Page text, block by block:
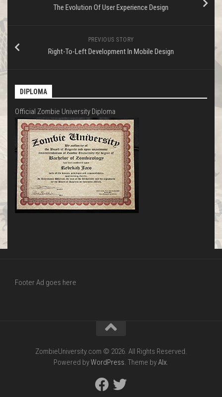
The Evolution Of User Experience Design
PREVIOUS STORY
Right-To-Left Development In Mobile Design
DIPLOMA
Official Zombie University Diploma
Footer Ad goes here
ZombieUniversity.com © 2026. All Rights Reserved.
Powered byWordPress. Theme byAlx.